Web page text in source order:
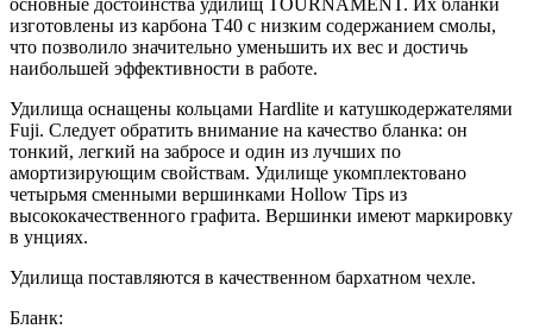
основные достоинства удилищ TOURNAMENT. Их бланки
изготовлены из карбона T40 с низким содержанием смолы,
что позволило значительно уменьшить их вес и достичь
наибольшей эффективности в работе.
Удилища оснащены кольцами Hardlite и катушкодержателями
Fuji. Следует обратить внимание на качество бланка: он
тонкий, легкий на забросе и один из лучших по
амортизирующим свойствам. Удилище укомплектовано
четырьмя сменными вершинками Hollow Tips из
высококачественного графита. Вершинки имеют маркировку
в унциях.
Удилища поставляются в качественном бархатном чехле.
Бланк: